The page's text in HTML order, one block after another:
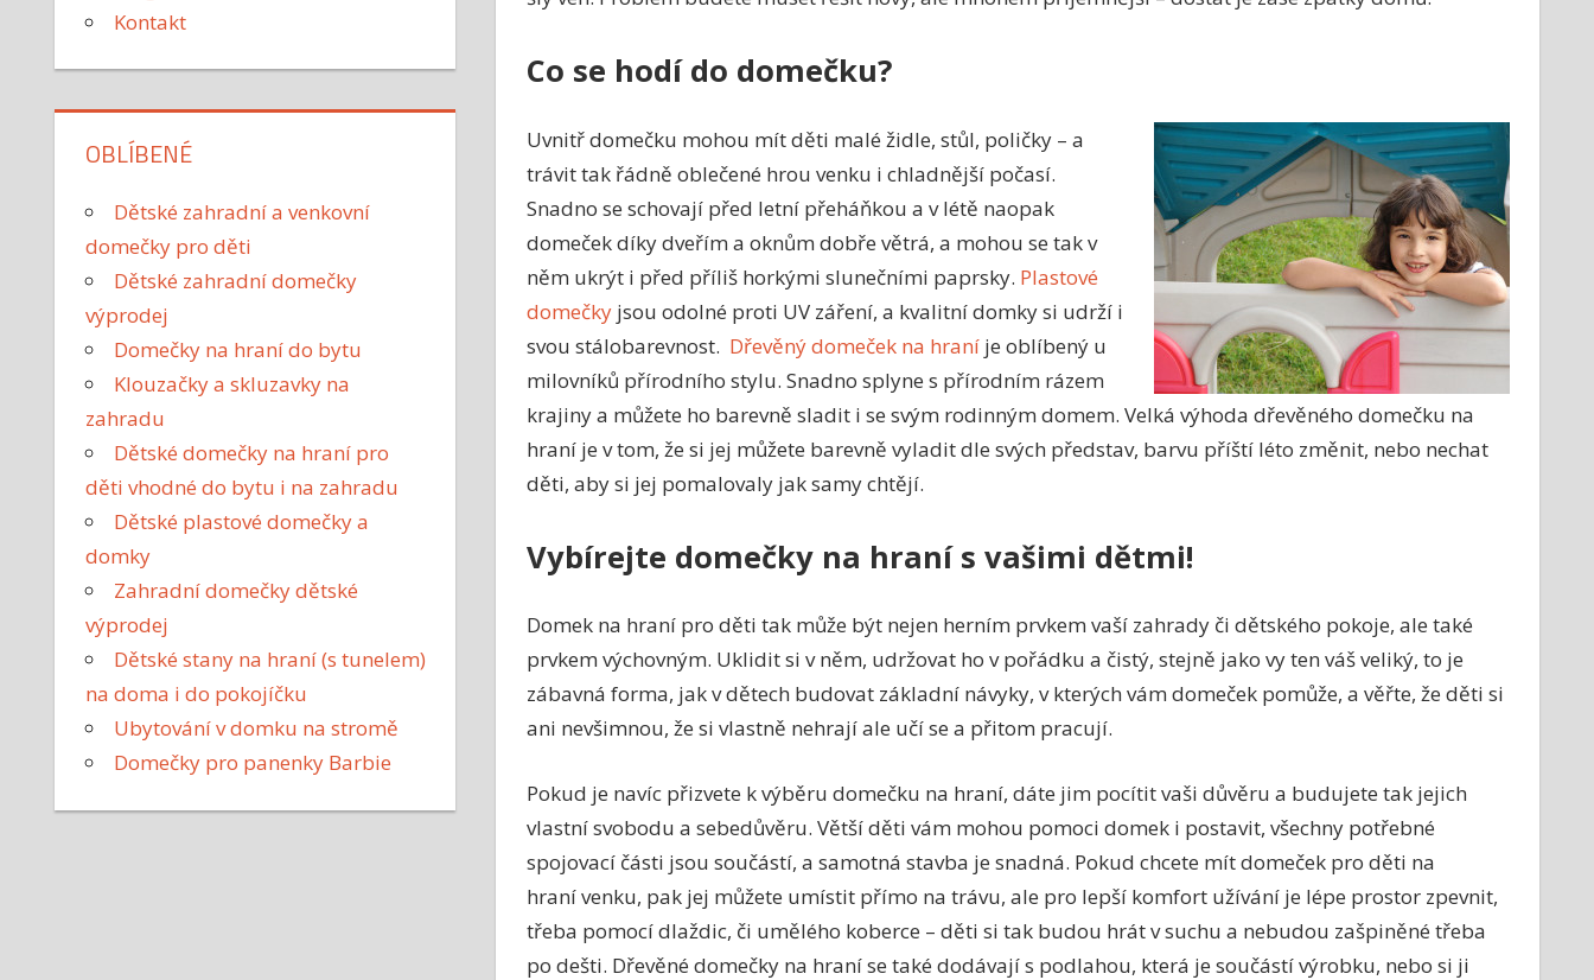
Co se hodí do domečku?
Uvnitř domečku mohou mít děti malé židle, stůl, poličky – a
trávit tak řádně oblečené hrou venku i chladnější počasí.
Snadno se schovají před letní přeháňkou a v létě naopak
domeček díky dveřím a oknům dobře větrá, a mohou se tak v
něm ukrýt i před příliš horkými slunečními paprsky. Plastové
domečkyjsou odolné proti UV záření, a kvalitní domky si udrží i
svou stálobarevnost. Dřevěný domeček na hraníje oblíbený u
milovníků přírodního stylu. Snadno splyne s přírodním rázem
krajiny a můžete ho barevně sladit i se svým rodinným domem. Velká výhoda dřevěného domečku na
hraní je v tom, že si jej můžete barevně vyladit dle svých představ, barvu příští léto změnit, nebo nechat
děti, aby si jej pomalovaly jak samy chtějí.
Vybírejte domečky na hraní s vašimi dětmi!
Domek na hraní pro děti tak může být nejen herním prvkem vaší zahrady či dětského pokoje, ale také
prvkem výchovným. Uklidit si v něm, udržovat ho v pořádku a čistý, stejně jako vy ten váš veliký, to je
zábavná forma, jak v dětech budovat základní návyky, v kterých vám domeček pomůže, a věřte, že děti si
ani nevšimnou, že si vlastně nehrají ale učí se a přitom pracují.
Pokud je navíc přizvete k výběru domečku na hraní, dáte jim pocítit vaši důvěru a budujete tak jejich
vlastní svobodu a sebedůvěru. Větší děti vám mohou pomoci domek i postavit, všechny potřebné
spojovací části jsou součástí, a samotná stavba je snadná. Pokud chcete mít domeček pro děti na
hraní venku, pak jej můžete umístit přímo na trávu, ale pro lepší komfort užívání je lépe prostor zpevnit,
třeba pomocí dlaždic, či umělého koberce – děti si tak budou hrát v suchu a nebudou zašpiněné třeba
po dešti. Dřevěné domečky na hraní se také dodávají s podlahou, která je součástí výrobku, nebo si ji
Kontakt
OBLÍBENÉ
Dětské zahradní a venkovní
domečky pro děti
Dětské zahradní domečky
výprodej
Domečky na hraní do bytu
Klouzačky a skluzavky na
zahradu
Dětské domečky na hraní pro
děti vhodné do bytu i na zahradu
Dětské plastové domečky a
domky
Zahradní domečky dětské
výprodej
Dětské stany na hraní (s tunelem)
na doma i do pokojíčku
Ubytování v domku na stromě
Domečky pro panenky Barbie